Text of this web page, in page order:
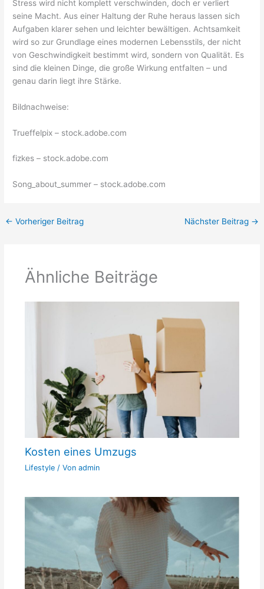
Stress wird nicht komplett verschwinden, doch er verliert
seine Macht. Aus einer Haltung der Ruhe heraus lassen sich
Aufgaben klarer sehen und leichter bewältigen. Achtsamkeit
wird so zur Grundlage eines modernen Lebensstils, der nicht
von Geschwindigkeit bestimmt wird, sondern von Qualität. Es
sind die kleinen Dinge, die große Wirkung entfalten – und
genau darin liegt ihre Stärke.
Bildnachweise:
Trueffelpix– stock.adobe.com
fizkes– stock.adobe.com
Song_about_summer– stock.adobe.com
← Vorheriger Beitrag Nächster Beitrag →
Ähnliche Beiträge
Kosten eines Umzugs
Lifestyle/ Von admin